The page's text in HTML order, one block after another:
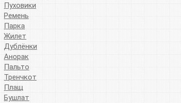
Пуховики
Ремень
Парка
Жилет
Дублёнки
Анорак
Пальто
Тренчкот
Плащ
Бушлат